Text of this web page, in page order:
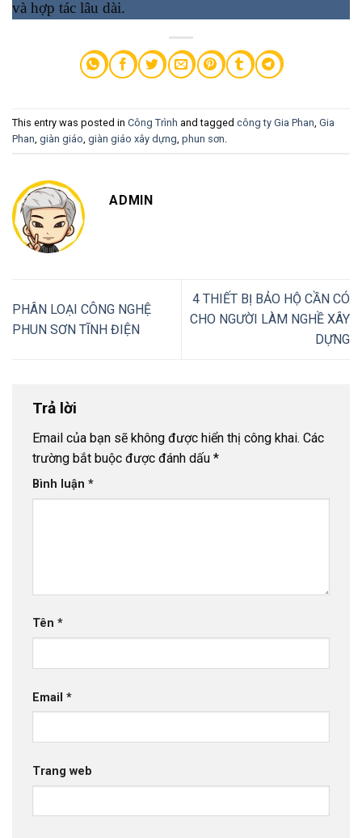
và hợp tác lâu dài.
This entry was posted in Công Trình and tagged công ty Gia Phan Gia
Phan giàn giáo giàn giáo xây dựng phun sơn
ADMIN
PHÂN LOẠI CÔNG NGHỆ
PHUN SƠN TĨNH ĐIỆN
4 THIẾT BỊ BẢO HỘ CẦN CÓ
CHO NGƯỜI LÀM NGHỀ XÂY
DỰNG
Trả lời
Email của bạn sẽ không được hiển thị công khai. Các
trường bắt buộc được đánh dấu *
Bình luận *
Tên *
Email *
Trang web